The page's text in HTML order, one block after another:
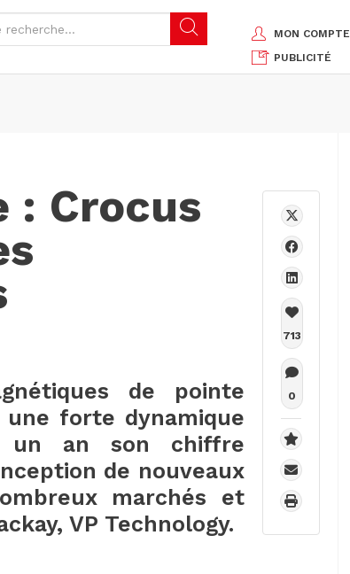
MON COMPTE
PUBLICITÉ
: Crocus
de pointe
une forte dynamique
un an son chiffre
de nouveaux
marchés et
VP Technology.
713
0